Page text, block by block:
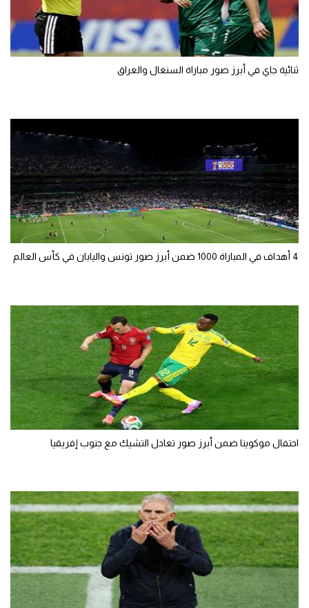
ثنائية جاي في أبرز صور مباراة السنغال والعراق
4 أهداف في المباراة 1000 ضمن أبرز صور تونس واليابان في كأس العالم
احتفال موكوينا ضمن أبرز صور تعادل التشيك مع جنوب إفريقيا